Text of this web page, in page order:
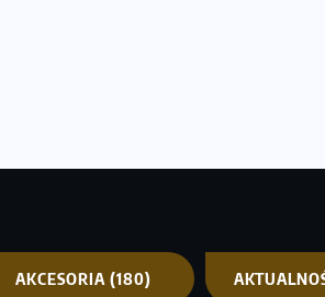
AKCESORIA (180)